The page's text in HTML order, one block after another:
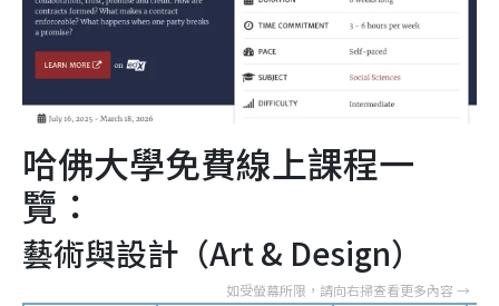
哈佛大學免費線上課程一
覽：
藝術與設計（Art & Design）